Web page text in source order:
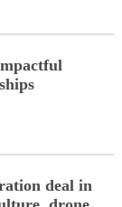
deal in